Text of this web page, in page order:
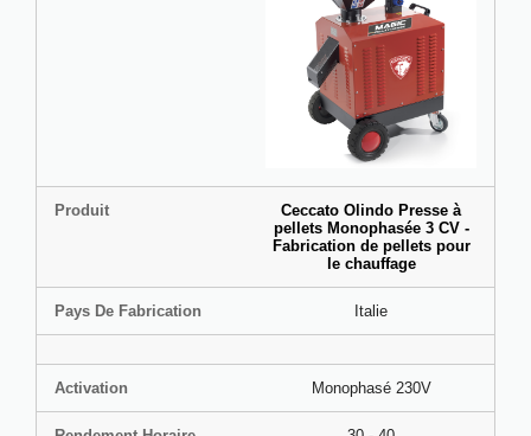
Produit
Ceccato Olindo Presse à
pellets Monophasée 3 CV -
Fabrication de pellets pour
le chauffage
Pays De Fabrication Italie
Activation Monophasé 230V